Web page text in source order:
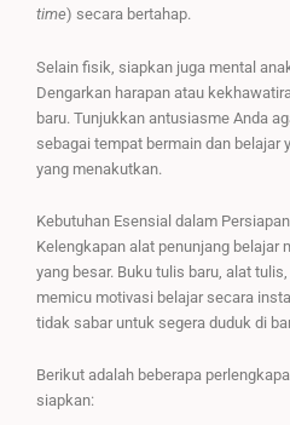
time) secara bertahap.
Selain fisik, siapkan juga mental
Dengarkan harapan atau
baru. Tunjukkan antusiasme Anda
sebagai tempat bermain dan belajar
yang menakutkan.
Kebutuhan Esensial dalam
Kelengkapan alat penunjang belajar
yang besar. Buku tulis baru, alat
memicu motivasi belajar secara
tidak sabar untuk segera duduk di
Berikut adalah beberapa
siapkan: